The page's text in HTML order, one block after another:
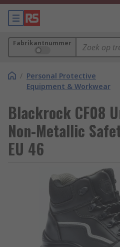
Fabrikantnummer
/ Personal Protective
Equipment & Workwear
Blackrock CF08
Non-Metallic
EU 46